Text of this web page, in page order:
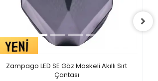
Zampago LED SE Göz Maskeli Akıllı Sırt
Çantası